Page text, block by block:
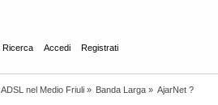
Ricerca Accedi Registrati
ADSL nel Medio Friuli» Banda Larga » AjarNet ?